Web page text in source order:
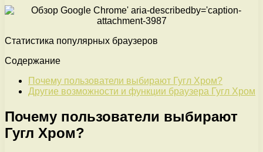
Статистика популярных браузеров
Содержание
Почему пользователи выбирают Гугл Хром?
Другие возможности и функции браузера Гугл Хром
Почему пользователи выбирают
Гугл Хром?